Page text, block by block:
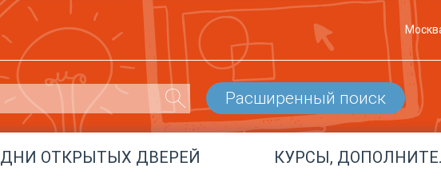
Расширенный поиск
ДНИ ОТКРЫТЫХ ДВЕРЕЙ КУРСЫ,